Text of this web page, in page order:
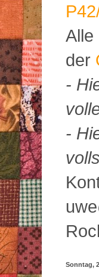
Alle
der
-
-
Sonntag,